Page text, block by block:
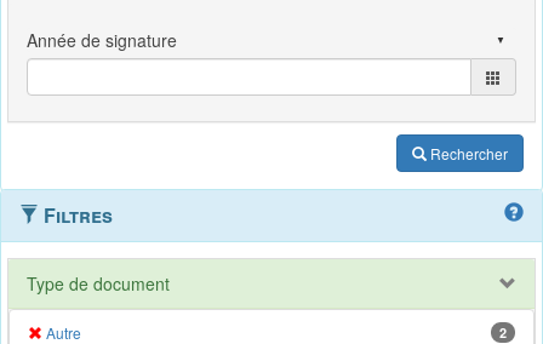
Rechercher
Filtres
Type de document
Autre 2